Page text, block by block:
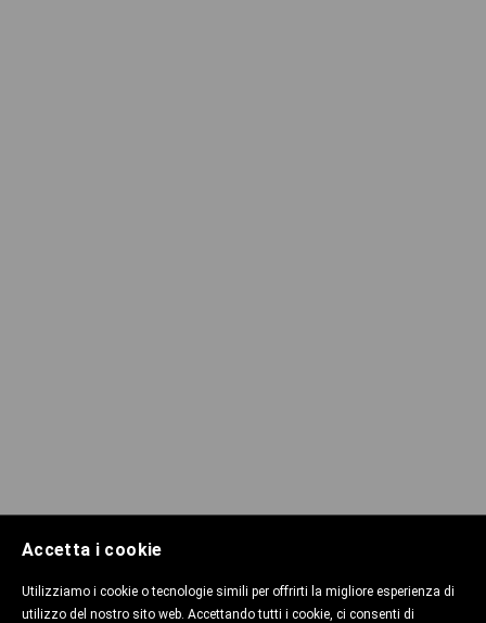
Accetta i cookie
Utilizziamo i cookie o tecnologie simili per offrirti la migliore esperienza di
utilizzo del nostro sito web. Accettando tutti i cookie, ci consenti di